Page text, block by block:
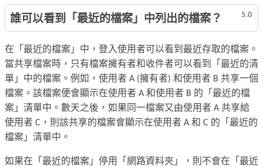
5.0
誰可以看到「最近的檔案」中列出的檔案？
在「最近的檔案」中，登入使用者可以看到最近存取的檔案。
當共享檔案時，只有檔案擁有者和收件者可以看到「最近的清
單」中的檔案。例如，使用者 A (擁有者) 和使用者 B 共享一個
檔案。該檔案便會顯示在使用者 A 和使用者 B 的「最近的檔
案」清單中。數天之後，如果同一檔案又由使用者 A 共享給
使用者 C，則該共享的檔案會顯示在使用者 A 和 C 的「最近的
檔案」清單中。
如果在「最近的檔案」停用「網路資料夾」，則不會在「最近